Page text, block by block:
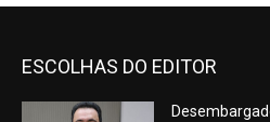
ESCOLHAS DO EDITOR